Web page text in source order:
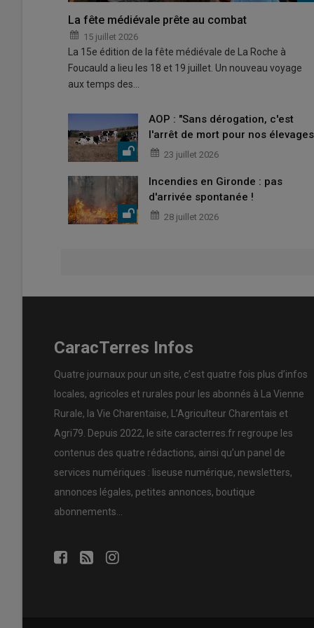
La fête médiévale prête au combat
15 juillet 2026
La 15e édition de la fête médiévale de La Roche à
Foucauld a lieu les 18 et 19 juillet. Un nouveau voyage
aux temps des…
AOP : "Sans dérogation, c'est
l'arrêt de mort pour nos
23 juillet 2026
Incendies en Gironde : pas
d'arrivée spontanée !
28 juillet 2026
CaracTerres Infos
Quatre journaux pour un site, c’est quatre fois plus d’infos
locales, agricoles et rurales pour les abonnés à La Vienne
Rurale, la Vie Charentaise, L’Agriculteur Charentais et
Agri79. Depuis 2022, le site caracterres.fr regroupe les
contenus des quatre rédactions, ainsi qu’un panel de
services numériques : liseuse numérique, newsletters,
annonces légales, petites annonces, boutique
abonnements…